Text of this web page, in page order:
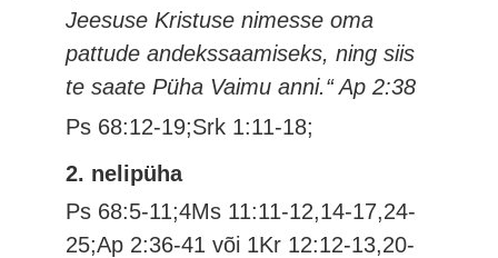
Jeesuse Kristuse nimesse oma
pattude andekssaamiseks, ning siis
te saate Püha Vaimu anni.“ Ap 2:38
Ps 68:12-19;Srk 1:11-18;
2. nelipüha
Ps 68:5-11;4Ms 11:11-12,14-17,24-
25;Ap 2:36-41 või 1Kr 12:12-13,20-